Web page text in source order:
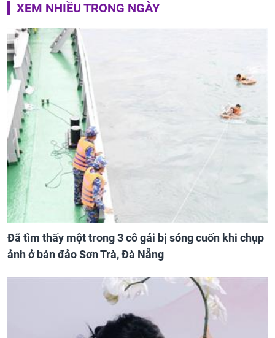
XEM NHIỀU TRONG NGÀY
Đã tìm thấy một trong 3 cô gái bị sóng cuốn khi chụp
ảnh ở bán đảo Sơn Trà, Đà Nẵng